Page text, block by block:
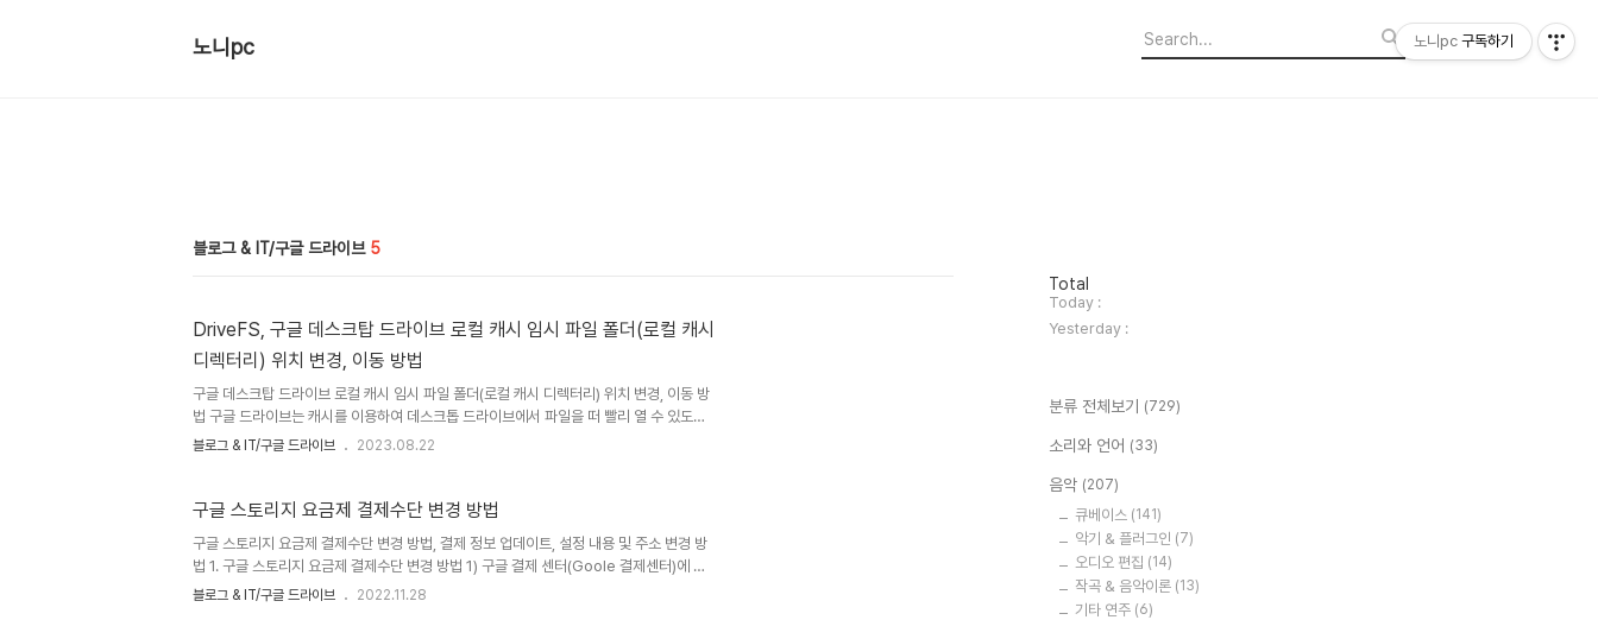
노니pc
블로그 & IT/구글 드라이브 5
DriveFS, 구글 데스크탑 드라이브 로컬 캐시 임시 파일 폴더(로컬 캐시
디렉터리) 위치 변경, 이동 방법
구글 데스크탑 드라이브 로컬 캐시 임시 파일 폴더(로컬 캐시 디렉터리) 위치 변경, 이동 방
법 구글 드라이브는 캐시를 이용하여 데스크톱 드라이브에서 파일을 떠 빨리 열 수 있도록
합니다. 구글 드라이브는 캐시는 Windows(C:)/ 사용자/ user/ AppData/ Local/
경우 보통 C드라이브의 구글 캐시 폴더에 50기가 정도를 사용하므로 상당한 부담이 됩니
더: DriveFS 폴더)를 D 드라이브나 E드라이브 등, 다른 드라이브에 저..
블로그 & IT/구글 드라이브 2023.08.22
구글 스토리지 요금제 결제수단 변경 방법
구글 스토리지 요금제 결제수단 변경 방법, 결제 정보 업데이트, 설정 내용 및 주소 변경 방
법 1. 구글 스토리지 요금제 결제수단 변경 방법 1) 구글 결제 센터(Goole 결제센터)에 로
그인한다. 구글 결제 센터: pay.google.com 2) 구독 및 서비스 탭을 선택 '관리'를 클릭
블로그 & IT/구글 드라이브 2022.11.28
방
문
자
수
Total
Today :
Yesterday :
분류 전체보기 (729)
소리와 언어 (33)
음악 (207)
큐베이스 (141)
악기 & 플러그인 (7)
오디오 편집 (14)
작곡 & 음악이론 (13)
기타 연주 (6)
노니pc 구독하기